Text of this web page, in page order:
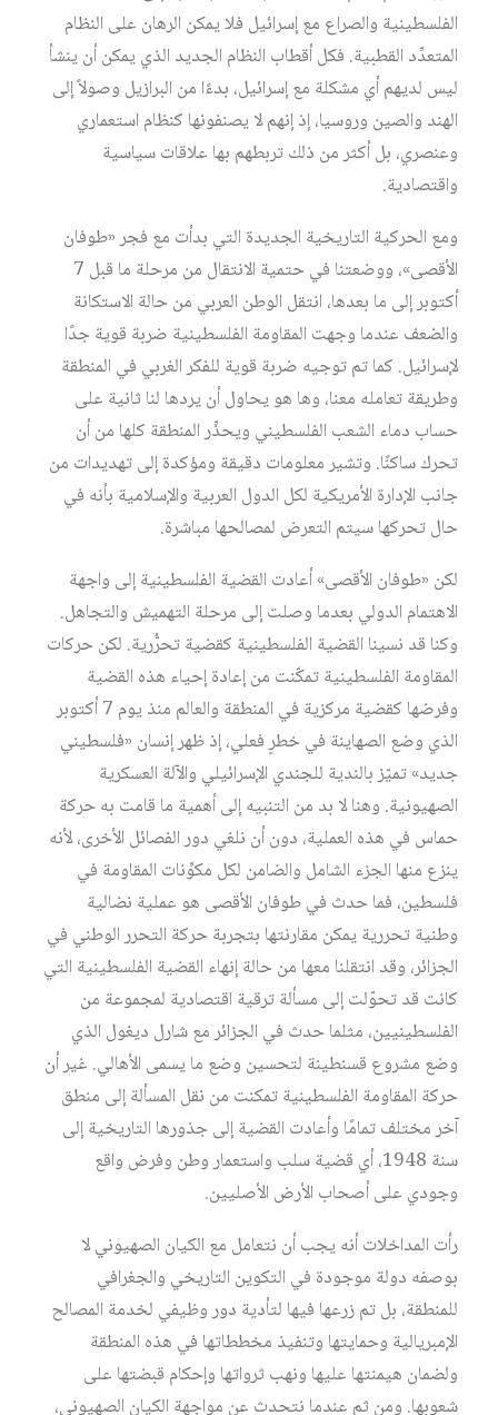
الفلسطينية والصراع مع إسرائيل فلا يمكن الرهان على النظام
المتعدِّد القطبية. فكل أقطاب النظام الجديد الذي يمكن أن ينشأ
ليس لديهم أي مشكلة مع إسرائيل، بدءًا من البرازيل وصولاً إلى
الهند والصين وروسيا، إذ إنهم لا يصنفونها كنظام استعماري
وعنصري، بل أكثر من ذلك تربطهم بها علاقات سياسية
واقتصادية.
ومع الحركية التاريخية الجديدة التي بدأت مع فجر «طوفان
الأقصى»، ووضعتنا في حتمية الانتقال من مرحلة ما قبل 7
أكتوبر إلى ما بعدها، انتقل الوطن العربي من حالة الاستكانة
والضعف عندما وجهت المقاومة الفلسطينية ضربة قوية جدًا
لإسرائيل. كما تم توجيه ضربة قوية للفكر الغربي في المنطقة
وطريقة تعامله معنا، وها هو يحاول أن يردها لنا ثانية على
حساب دماء الشعب الفلسطيني ويحذِّر المنطقة كلها من أن
تحرك ساكنًا. وتشير معلومات دقيقة ومؤكدة إلى تهديدات من
جانب الإدارة الأمريكية لكل الدول العربية والإسلامية بأنه في
حال تحركها سيتم التعرض لمصالحها مباشرة.
لكن «طوفان الأقصى» أعادت القضية الفلسطينية إلى واجهة
الاهتمام الدولي بعدما وصلت إلى مرحلة التهميش والتجاهل.
وكنا قد نسينا القضية الفلسطينية كقضية تحرُّرية. لكن حركات
المقاومة الفلسطينية تمكّنت من إعادة إحياء هذه القضية
وفرضها كقضية مركزية في المنطقة والعالم منذ يوم 7 أكتوبر
الذي وضع الصهاينة في خطرٍ فعلي، إذ ظهر إنسان «فلسطيني
جديد» تميّز بالندية للجندي الإسرائيلي والآلة العسكرية
الصهيونية. وهنا لا بد من التنبيه إلى أهمية ما قامت به حركة
حماس في هذه العملية، دون أن نلغي دور الفصائل الأخرى، لأنه
ينزع منها الجزء الشامل والضامن لكل مكوِّنات المقاومة في
فلسطين، فما حدث في طوفان الأقصى هو عملية نضالية
وطنية تحررية يمكن مقارنتها بتجربة حركة التحرر الوطني في
الجزائر، وقد انتقلنا معها من حالة إنهاء القضية الفلسطينية التي
كانت قد تحوّلت إلى مسألة ترقية اقتصادية لمجموعة من
الفلسطينيين، مثلما حدث في الجزائر مع شارل ديغول الذي
وضع مشروع قسنطينة لتحسين وضع ما يسمى الأهالي. غير أن
حركة المقاومة الفلسطينية تمكنت من نقل المسألة إلى منطق
آخر مختلف تمامًا وأعادت القضية إلى جذورها التاريخية إلى
سنة 1948، أي قضية سلب واستعمار وطن وفرض واقع
وجودي على أصحاب الأرض الأصليين.
رأت المداخلات أنه يجب أن نتعامل مع الكيان الصهيوني لا
بوصفه دولة موجودة في التكوين التاريخي والجغرافي
للمنطقة، بل تم زرعها فيها لتأدية دور وظيفي لخدمة المصالح
الإمبريالية وحمايتها وتنفيذ مخططاتها في هذه المنطقة
ولضمان هيمنتها عليها ونهب ثرواتها وإحكام قبضتها على
شعوبها. ومن ثم عندما نتحدث عن مواجهة الكيان الصهيوني،